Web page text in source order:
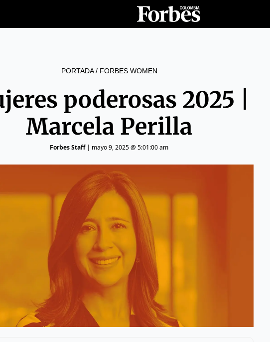
PORTADA/ FORBES WOMEN
poderosas 2025 |
Marcela Perilla
Forbes Staff| mayo 9, 2025 @ 5:01:00 am